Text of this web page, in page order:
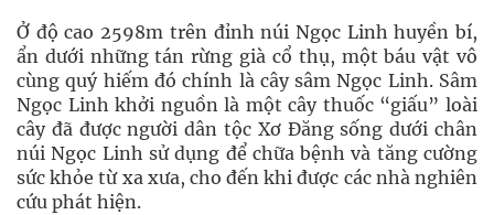
Ở độ cao 2598m trên đỉnh núi Ngọc Linh huyền bí,
ẩn dưới những tán rừng già cổ thụ, một báu vật vô
cùng quý hiếm đó chính là cây sâm Ngọc Linh. Sâm
Ngọc Linh khởi nguồn là một cây thuốc “giấu” loài
cây đã được người dân tộc Xơ Đăng sống dưới chân
núi Ngọc Linh sử dụng để chữa bệnh và tăng cường
sức khỏe từ xa xưa, cho đến khi được các nhà nghiên
cứu phát hiện.